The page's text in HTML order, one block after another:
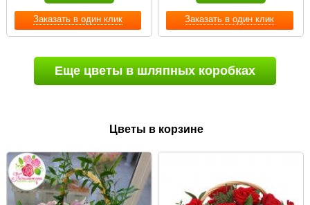
Заказать в один клик Заказать в один клик
Еще цветы в шляпных коробках
Цветы в корзине